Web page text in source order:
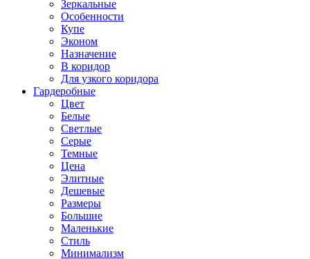
Зеркальные
Особенности
Купе
Эконом
Назначение
В коридор
Для узкого коридора
Гардеробные
Цвет
Белые
Светлые
Серые
Темные
Цена
Элитные
Дешевые
Размеры
Большие
Маленькие
Стиль
Минимализм